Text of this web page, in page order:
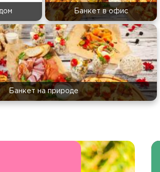
Банкет в офис
Банкет на природе